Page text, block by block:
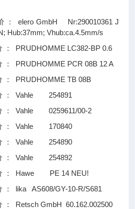
：
elero GmbH Nr:290010361 J
Hub:37mm; Vhub:ca.4.5mm/s
： PRUDHOMME LC382-BP 0.6
： PRUDHOMME PCR 08B 12 A
： PRUDHOMME TB 08B
： Vahle 254891
： Vahle 0259611/00-2
： Vahle 170840
： Vahle 254890
： Vahle 254892
： Hawe PE 14 NEU!
： lika AS608/GY-10-R/S681
： Retsch GmbH 60.162.002500